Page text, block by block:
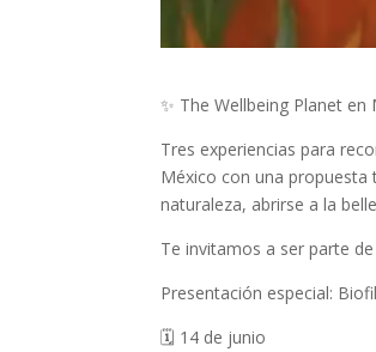
✨ The Wellbeing Planet en
Tres experiencias para
México con una propuesta
naturaleza, abrirse a la
Te invitamos a ser parte
Presentación especial:
🗓️ 14 de junio